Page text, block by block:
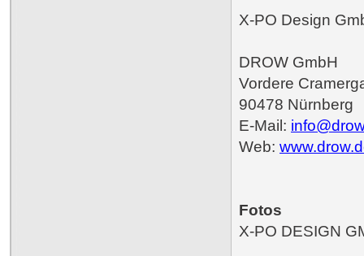
X-PO Design
DROW GmbH
Vordere
90478 Nürnberg
E-Mail:
Web:
Fotos
X-PO DESIGN